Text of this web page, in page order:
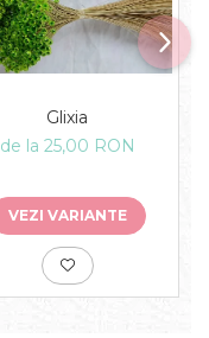
Glixia
de la 25,00 RON
VEZI VARIANTE